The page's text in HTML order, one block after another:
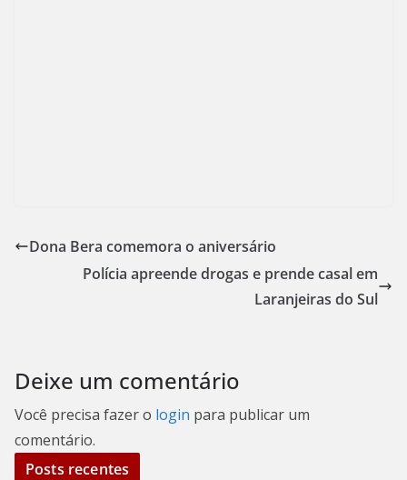
Dona Bera comemora o aniversário
Polícia apreende drogas e prende casal em
Laranjeiras do Sul
Deixe um comentário
Você precisa fazer o login para publicar um
comentário.
Posts recentes